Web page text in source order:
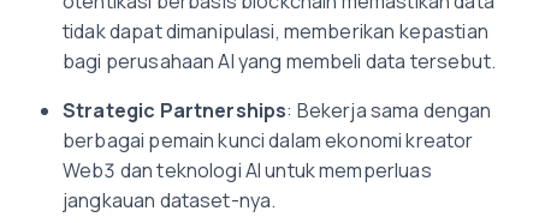
tidak dapat dimanipulasi, memberikan kepastian
bagi perusahaan AI yang membeli data tersebut.
Strategic Partnerships: Bekerja sama dengan
berbagai pemain kunci dalam ekonomi kreator
Web3 dan teknologi AI untuk memperluas
jangkauan dataset-nya.